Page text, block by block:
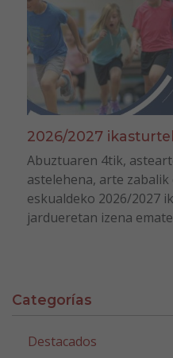
2026/2027
Abuztuaren 4tik,
astelehena, arte
eskualdeko 2026/2027
jardueretan izena
Categorías
Destacados